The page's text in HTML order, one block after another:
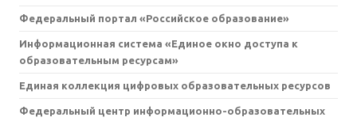
Федеральный портал «Российское образование»
Информационная система «Единое окно доступа к
образовательным ресурсам»
Единая коллекция цифровых образовательных ресурсов
Федеральный центр информационно-образовательных